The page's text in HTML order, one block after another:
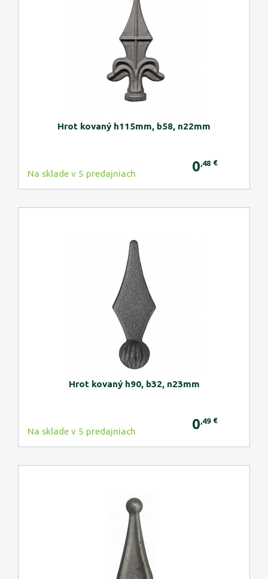
Hrot kovaný h115mm, b58, n22mm
Na sklade v 5 predajniach 0 ,48 €
Hrot kovaný h90, b32, n23mm
Na sklade v 5 predajniach 0 ,49 €